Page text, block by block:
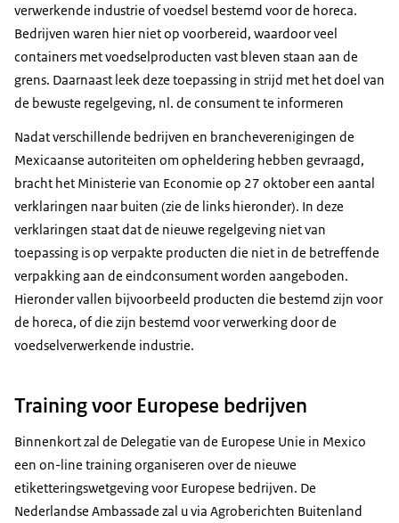
verwerkende industrie of voedsel bestemd voor de horeca.
Bedrijven waren hier niet op voorbereid, waardoor veel
containers met voedselproducten vast bleven staan aan de
grens. Daarnaast leek deze toepassing in strijd met het doel van
de bewuste regelgeving, nl. de consument te informeren
Nadat verschillende bedrijven en brancheverenigingen de
Mexicaanse autoriteiten om opheldering hebben gevraagd,
bracht het Ministerie van Economie op 27 oktober een aantal
verklaringen naar buiten (zie de links hieronder). In deze
verklaringen staat dat de nieuwe regelgeving niet van
toepassing is op verpakte producten die niet in de betreffende
verpakking aan de eindconsument worden aangeboden.
Hieronder vallen bijvoorbeeld producten die bestemd zijn voor
de horeca, of die zijn bestemd voor verwerking door de
voedselverwerkende industrie.
Training voor Europese bedrijven
Binnenkort zal de Delegatie van de Europese Unie in Mexico
een on-line training organiseren over de nieuwe
etiketteringswetgeving voor Europese bedrijven. De
Nederlandse Ambassade zal u via Agroberichten Buitenland